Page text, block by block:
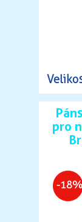
pro
-18%